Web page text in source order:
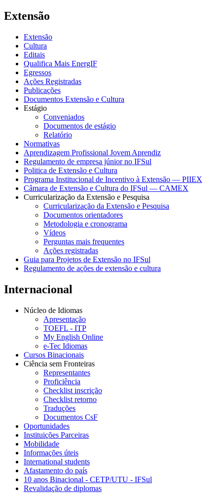
Extensão
Extensão
Cultura
Editais
Qualifica Mais EnergIF
Egressos
Ações Registradas
Publicações
Documentos Extensão e Cultura
Estágio
Conveniados
Documentos de estágio
Relatório
Normativas
Aprendizagem Profissional Jovem Aprendiz
Regulamento de empresa júnior no IFSul
Politica de Extensão e Cultura
Programa Institucional de Incentivo à Extensão — PIIEX
Câmara de Extensão e Cultura do IFSul — CAMEX
Curricularização da Extensão e Pesquisa
Curricularização da Extensão e Pesquisa
Documentos orientadores
Metodologia e cronograma
Vídeos
Perguntas mais frequentes
Ações registradas
Guia para Projetos de Extensão no IFSul
Regulamento de ações de extensão e cultura
Internacional
Núcleo de Idiomas
Apresentação
TOEFL - ITP
My English Online
e-Tec Idiomas
Cursos Binacionais
Ciência sem Fronteiras
Representantes
Proficiência
Checklist inscrição
Checklist retorno
Traduções
Documentos CsF
Oportunidades
Instituições Parceiras
Mobilidade
Informações úteis
International students
Afastamento do país
10 anos Binacional - CETP/UTU - IFSul
Revalidação de diplomas